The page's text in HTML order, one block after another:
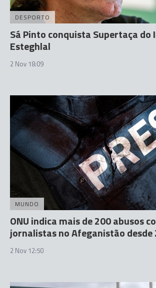
DESPORTO
Sá Pinto conquista Supertaça do
Esteghlal
2 Nov 18:09
MUNDO
ONU indica mais de 200 abusos
jornalistas no Afeganistão desde
2 Nov 12:50